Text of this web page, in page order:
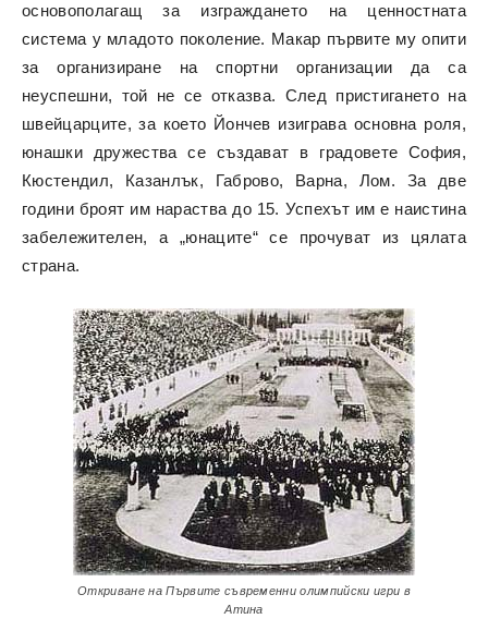
основополагащ за изграждането на ценностната
система у младото поколение. Макар първите му опити
за организиране на спортни организации да са
неуспешни, той не се отказва. След пристигането на
швейцарците, за което Йончев изиграва основна роля,
юнашки дружества се създават в градовете София,
Кюстендил, Казанлък, Габрово, Варна, Лом. За две
години броят им нараства до 15. Успехът им е наистина
забележителен, а „юнаците“ се прочуват из цялата
страна.
Откриване на Първите съвременни олимпийски игри в
Атина